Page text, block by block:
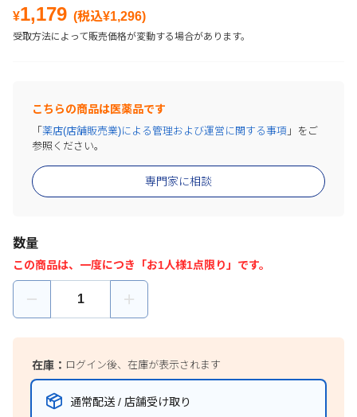
¥1,179 (税込¥1,296)
受取方法によって販売価格が変動する場合があります。
こちらの商品は医薬品です
専門家に相談
「 薬店(店舗販売業)による管理および運営に関する事項 」をご
参照ください。
数量
この商品は、一度につき「お1人様1点限り」です。
在庫： ログイン後、在庫が表示されます
通常配送 / 店舗受け取り